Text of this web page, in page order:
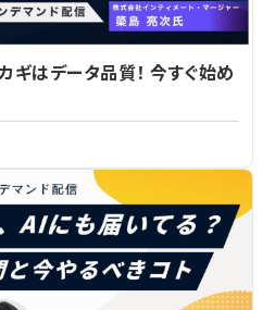
はデータ品質！ 今すぐ始め